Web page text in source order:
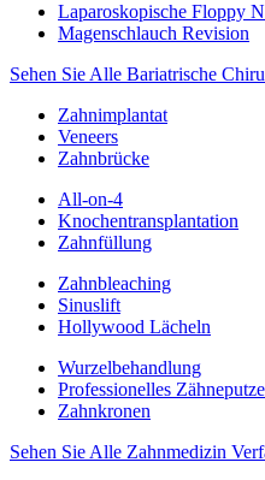
Laparoskopische Floppy
Magenschlauch Revision
Sehen Sie Alle Bariatrische
Zahnimplantat
Veneers
Zahnbrücke
All-on-4
Knochentransplantation
Zahnfüllung
Zahnbleaching
Sinuslift
Hollywood Lächeln
Wurzelbehandlung
Professionelles
Zahnkronen
Sehen Sie Alle Zahnmedizin